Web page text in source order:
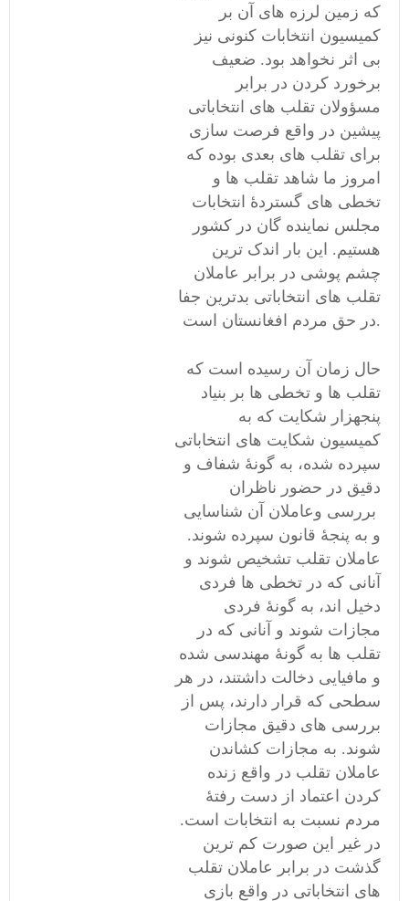
که زمین لرزه های آن بر
کمیسیون انتخابات کنونی نیز
بی اثر نخواهد بود. ضعیف
برخورد کردن در برابر
مسؤولان تقلب های انتخاباتی
پیشین در واقع فرصت سازی
برای تقلب های بعدی بوده که
امروز ما شاهد تقلب ها و
تخطی های گستردۀ انتخابات
مجلس نماینده گان در کشور
هستیم. این بار اندک ترین
چشم پوشی در برابر عاملان
تقلب های انتخاباتی بدترین جفا
در حق مردم افغانستان است.
حال زمان آن رسیده است که
تقلب ها و تخطی ها بر بنیاد
پنجهزار شکایت که به
کمیسیون شکایت های انتخاباتی
سپرده شده، به گونۀ شفاف و
دقیق در حضور ناظران
بررسی وعاملان آن شناسایی
و به پنجۀ قانون سپرده شوند.
عاملان تقلب تشخیص شوند و
آنانی که در تخطی ها فردی
دخیل اند، به گونۀ فردی
مجازات شوند و آنانی که در
تقلب ها به گونۀ مهندسی شده
و مافیایی دخالت داشتند، در هر
سطحی که قرار دارند، پس از
بررسی های دقیق مجازات
شوند. به مجازات کشاندن
عاملان تقلب در واقع زنده
کردن اعتماد از دست رفتۀ
مردم نسبت به انتخابات است.
در غیر این صورت کم ترین
گذشت در برابر عاملان تقلب
های انتخاباتی در واقع بازی